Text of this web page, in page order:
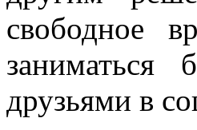
свободное
друзьями в